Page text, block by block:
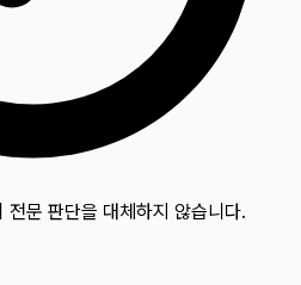
전문 판단을 대체하지 않습니다.